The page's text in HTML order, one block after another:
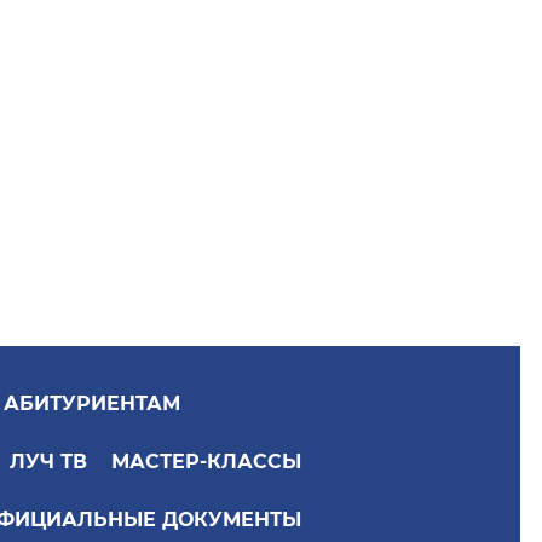
АБИТУРИЕНТАМ
ЛУЧ ТВ МАСТЕР-КЛАССЫ
ДОКУМЕНТЫ